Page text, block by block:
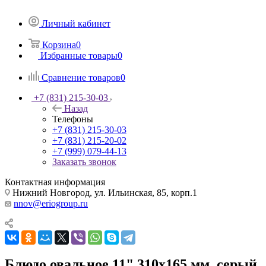
Личный кабинет
Корзина0
Избранные товары0
Сравнение товаров0
+7 (831) 215-30-03
Назад
Телефоны
+7 (831) 215-30-03
+7 (831) 215-20-02
+7 (999) 079-44-13
Заказать звонок
Контактная информация
Нижний Новгород, ул. Ильинская, 85, корп.1
nnov@eriogroup.ru